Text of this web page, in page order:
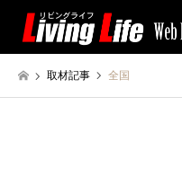
取材記事 全国